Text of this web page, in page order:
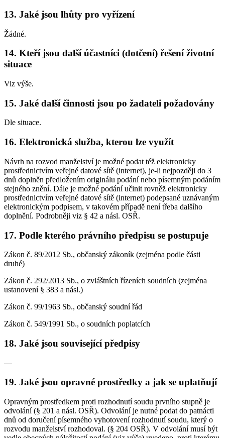
13. Jaké jsou lhůty pro vyřízení
Žádné.
14. Kteří jsou další účastníci (dotčení) řešení životní
situace
Viz výše.
15. Jaké další činnosti jsou po žadateli požadovány
Dle situace.
16. Elektronická služba, kterou lze využít
Návrh na rozvod manželství je možné podat též elektronicky
prostřednictvím veřejné datové sítě (internet), je-li nejpozději do 3
dnů doplněn předložením originálu podání nebo písemným podáním
stejného znění. Dále je možné podání učinit rovněž elektronicky
prostřednictvím veřejné datové sítě (internet) podepsané uznávaným
elektronickým podpisem, v takovém případě není třeba dalšího
doplnění. Podrobněji viz § 42 a násl. OSŘ.
17. Podle kterého právního předpisu se postupuje
Zákon č. 89/2012 Sb., občanský zákoník (zejména podle části
druhé)
Zákon č. 292/2013 Sb., o zvláštních řízeních soudních (zejména
ustanovení § 383 a násl.)
Zákon č. 99/1963 Sb., občanský soudní řád
Zákon č. 549/1991 Sb., o soudních poplatcích
18. Jaké jsou související předpisy
—
19. Jaké jsou opravné prostředky a jak se uplatňují
Opravným prostředkem proti rozhodnutí soudu prvního stupně je
odvolání (§ 201 a násl. OSŘ). Odvolání je nutné podat do patnácti
dnů od doručení písemného vyhotovení rozhodnutí soudu, který o
rozvodu manželství rozhodoval. (§ 204 OSŘ). V odvolání musí být